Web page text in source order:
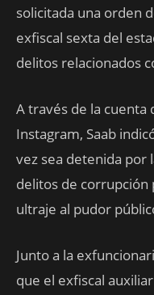
solicitada una orden
exfiscal sexta del
delitos relacionados
A través de la cuenta
Instagram, Saab
vez sea detenida por
delitos de corrupción
ultraje al pudor
Junto a la
que el exfiscal